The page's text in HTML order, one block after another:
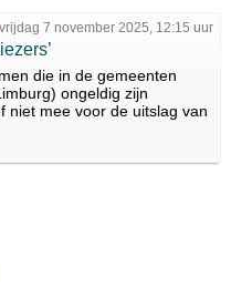
vrijdag 7 november 2025, 12:15 uur
die in de gemeenten
ongeldig zijn
niet mee voor de uitslag van